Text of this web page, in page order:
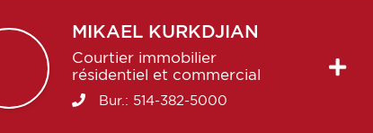
MIKAEL KURKDJIAN
Courtier immobilier
résidentiel et commercial
Bur.: 514-382-5000